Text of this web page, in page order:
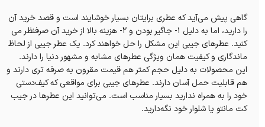
گاهی پیش می‌آید که عطری برایتان بسیار خوشایند است و قصد خرید آن
را دارید، اما به دلیل 1- جاگیر بودن و 2- هزینه بالا از خرید آن صرفنظر می
کنید. عطرهای جیبی این مشکل را حل خواهند کرد. یک عطر جیبی از لحاظ
ماندگاری و کیفیت همان ویژگی عطرهای مشابه و مشهور دنیا را دارند.
این محصولات به دلیل حجم کمتر هم قیمت مقرون به صرفه تری دارند و
هم قابلیت حمل آسان دارند. عطرهای جیبی برای مواقعی که کیف‌دستی
خود را به همراه ندارید بسیار مناسب است. می‌توانید این عطرها در جیب
کت مانتو یا شلوار خود نگه‌دارید.